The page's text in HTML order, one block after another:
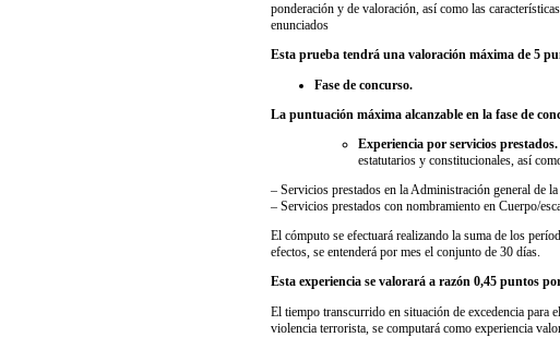
ponderación y de valoración, así como las
enunciados
Esta prueba tendrá una valoración máxima de 5
Fase de concurso.
La puntuación máxima alcanzable en la fase de
Experiencia por servicios prestados.
estatutarios y constitucionales, así
– Servicios prestados en la Administración general de
– Servicios prestados con nombramiento en Cuerpo/
El cómputo se efectuará realizando la suma de los
efectos, se entenderá por mes el conjunto de 30 días.
Esta experiencia se valorará a razón 0,45 puntos
El tiempo transcurrido en situación de excedencia para
violencia terrorista, se computará como experiencia